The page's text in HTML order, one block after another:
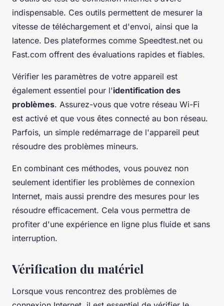
indispensable. Ces outils permettent de mesurer la
vitesse de téléchargement et d'envoi, ainsi que la
latence. Des plateformes comme Speedtest.net ou
Fast.com offrent des évaluations rapides et fiables.
Vérifier les paramètres de votre appareil est
également essentiel pour l'identification des
problèmes. Assurez-vous que votre réseau Wi-Fi
est activé et que vous êtes connecté au bon réseau.
Parfois, un simple redémarrage de l'appareil peut
résoudre des problèmes mineurs.
En combinant ces méthodes, vous pouvez non
seulement identifier les problèmes de connexion
Internet, mais aussi prendre des mesures pour les
résoudre efficacement. Cela vous permettra de
profiter d'une expérience en ligne plus fluide et sans
interruption.
Vérification du matériel
Lorsque vous rencontrez des problèmes de